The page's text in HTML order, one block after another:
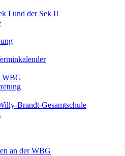
I und der Sek II
WBG
Brandt-Gesamtschule
an der WBG